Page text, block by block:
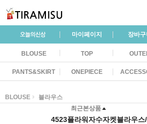
마이페이지 장바구
BLOUSE TOP
PANTS&SKIRT ONEPIECE
BLOUSE
블라우스
최근본상품
4523플라워자수자켓블라우스